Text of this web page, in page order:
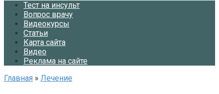
Тест на инсульт
Вопрос врачу
Видеокурсы
Статьи
Карта сайта
Видео
Реклама на сайте
Главная » Лечение